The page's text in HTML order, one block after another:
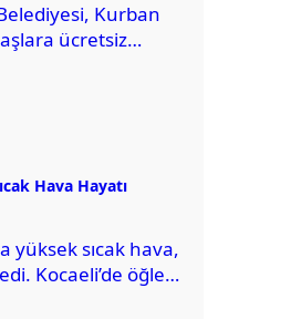
Kurban
ücretsiz
Belediyeden
Kurban
Hava Hayatı
yüksek sıcak hava,
Kocaeli’de öğle